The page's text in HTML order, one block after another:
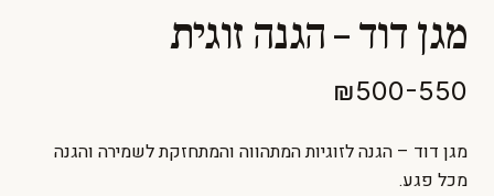
מגן דוד – הגנה זוגית
₪500-550
מגן דוד – הגנה לזוגיות המתהווה והמתחזקת לשמירה והגנה
מכל פגע.